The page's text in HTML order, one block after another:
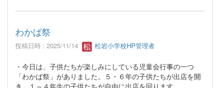
わかば祭
投稿日時 : 2025/11/14 松岩小学校HP管理者
・今日は、子供たちが楽しみにしている児童会行事の一つ
「わかば祭」がありました。５・６年の子供たちが出店を開